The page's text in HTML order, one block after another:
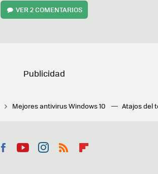
VER2 COMENTARIOS
Mejores antivirus Windows 10 Atajos del